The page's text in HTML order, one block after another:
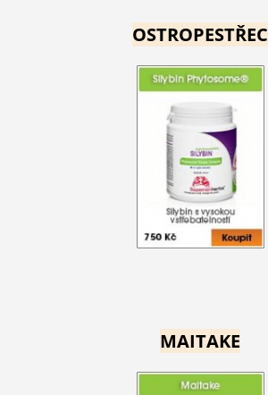
OSTROPESTŘEC
MAITAKE